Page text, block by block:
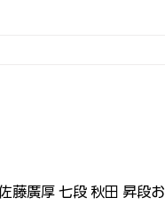
藤廣厚 七段 秋田 昇段お